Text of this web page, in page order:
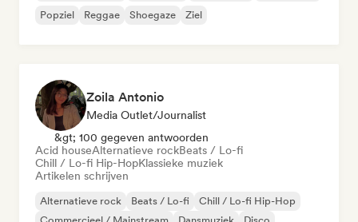
Popziel
Reggae Shoegaze Ziel
Zoila Antonio
Media Outlet/Journalist
&gt; 100 gegeven antwoorden
Acid houseAlternatieve rockBeats / Lo-fi
Chill / Lo-fi Hip-HopKlassieke muziek
Artikelen schrijven
Alternatieve rock Beats / Lo-fi
Chill / Lo-fi Hip-Hop